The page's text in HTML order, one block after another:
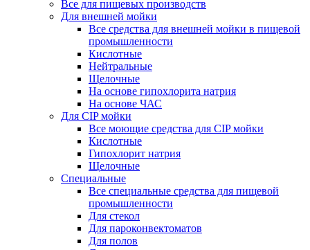
Все для пищевых производств
Для внешней мойки
Все средства для внешней мойки в пищевой
промышленности
Кислотные
Нейтральные
Щелочные
На основе гипохлорита натрия
На основе ЧАС
Для CIP мойки
Все моющие средства для CIP мойки
Кислотные
Гипохлорит натрия
Щелочные
Специальные
Все специальные средства для пищевой
промышленности
Для стекол
Для пароконвектоматов
Для полов